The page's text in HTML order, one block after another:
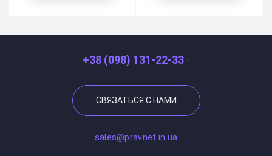
+38 (098) 131-22-33
СВЯЗАТЬСЯ С НАМИ
sales@pravnet.in.ua